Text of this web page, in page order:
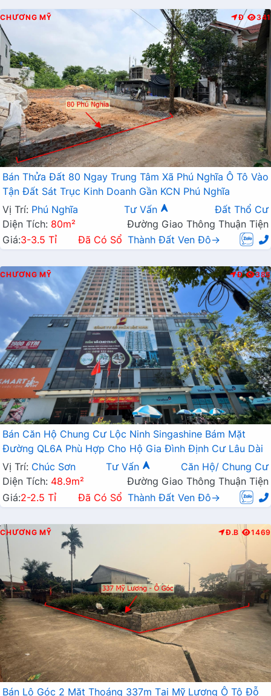
CHƯƠNG MỸ Đ 341
Bán Thửa Đất 80 Ngay Trung Tâm Xã Phú Nghĩa Ô Tô Vào
Tận Đất Sát Trục Kinh Doanh Gần KCN Phú Nghĩa
Vị Trí: Phú Nghĩa Tư Vấn
Đất Thổ Cư
Diện Tích: 80m²
Đường Giao Thông Thuận Tiện
Giá:3-3.5 Tỉ Đã Có Sổ Thành Đất Ven Đô→
CHƯƠNG MỸ Đ 385
Bán Căn Hộ Chung Cư Lộc Ninh Singashine Bám Mặt
Đường QL6A Phù Hợp Cho Hộ Gia Đình Định Cư Lâu Dài
Vị Trí: Chúc Sơn Tư Vấn
Căn Hộ/ Chung Cư
Diện Tích: 48.9m²
Đường Giao Thông Thuận Tiện
Giá:2-2.5 Tỉ Đã Có Sổ Thành Đất Ven Đô→
CHƯƠNG MỸ Đ.B 1469
Bán Lô Góc 2 Mặt Thoáng 337m Tại Mỹ Lương Ô Tô Đỗ